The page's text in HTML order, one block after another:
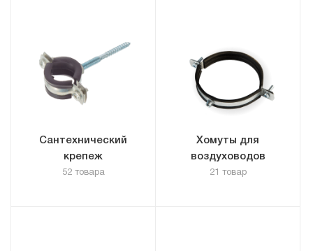
Сантехнический
крепеж
52 товара
Хомуты для
воздуховодов
21 товар